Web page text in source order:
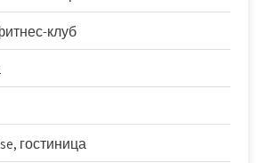
клуб
гостиница